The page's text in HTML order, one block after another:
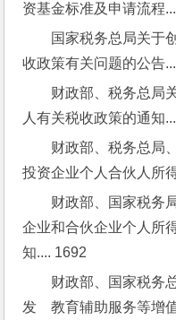
资基金标准及申请流程
国家税务总局关于
收政策有关问题的公告
财政部、税务总局
人有关税收政策的通知
财政部、税务总局
投资企业个人合伙人所
财政部、国家税务
企业和合伙企业个人所
知.... 1692
财政部、国家税务
发　教育辅助服务等增